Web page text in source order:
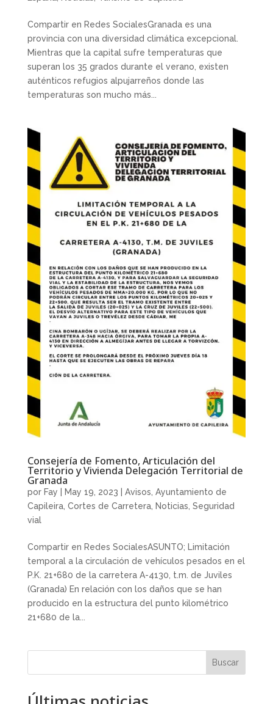
Compartir en Redes SocialesGranada es una
provincia con una diversidad climática excepcional.
Mientras que la capital sufre temperaturas que
superan los 35 grados durante el verano, existen
auténticos refugios alpujarreños donde las
temperaturas son mucho más...
Consejería de Fomento, Articulación del
Territorio y Vivienda Delegación Territorial de
Granada
por Fay May 19, 2023 Avisos, Ayuntamiento de
Capileira, Cortes de Carretera, Noticias, Seguridad
vial
Compartir en Redes SocialesASUNTO; Limitación
temporal a la circulación de vehículos pesados en el
P.K. 21+680 de la carretera A-4130, t.m. de Juviles
(Granada) En relación con los daños que se han
producido en la estructura del punto kilométrico
21+680 de la...
Buscar